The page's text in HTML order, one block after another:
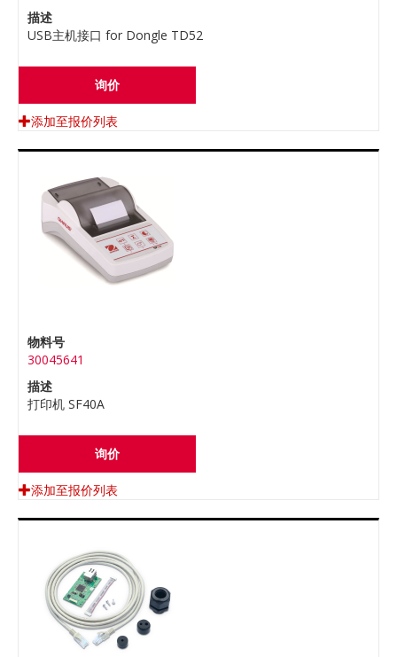
描述
USB主机接口 for Dongle TD52
询价
添加至报价列表
物料号
30045641
描述
打印机 SF40A
询价
添加至报价列表